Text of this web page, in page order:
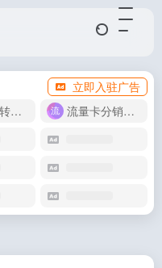
立即入驻广告
礼品单中转同步单
流量卡分销代理